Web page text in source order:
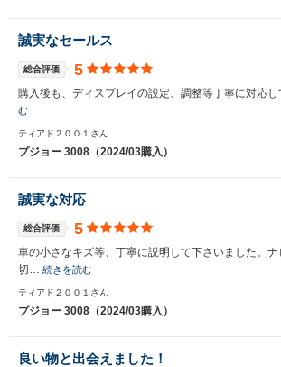
誠実なセールス
総合評価 5
購入後も、ディスプレイの設定、調整等丁寧に対応し
む
ティアド２００１さん
プジョー 3008（2024/03購入）
誠実な対応
総合評価 5
車の小さなキズ等、丁寧に説明して下さいました。
切… 続きを読む
ティアド２００１さん
プジョー 3008（2024/03購入）
良い物と出会えました！